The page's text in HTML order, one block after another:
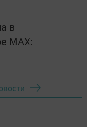
в
MАХ: